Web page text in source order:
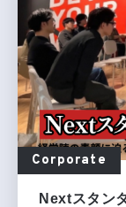
Corporate
Nextスタン